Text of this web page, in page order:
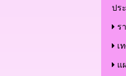
ปร
รา
เ
แ